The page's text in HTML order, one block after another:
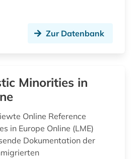
wirtschaftswissenschaften (2)
wörterbuch englisch (1)
zeichensprache (1)
Zur Datenbank
Minorities in
Online Reference
in Europe Online (LME)
Dokumentation der